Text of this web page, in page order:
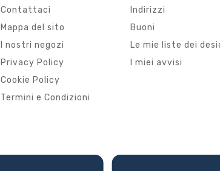
Contattaci
Mappa del sito
I nostri negozi
Privacy Policy
Cookie Policy
Termini e Condizioni
Indirizzi
Buoni
Le mie liste dei
I miei avvisi